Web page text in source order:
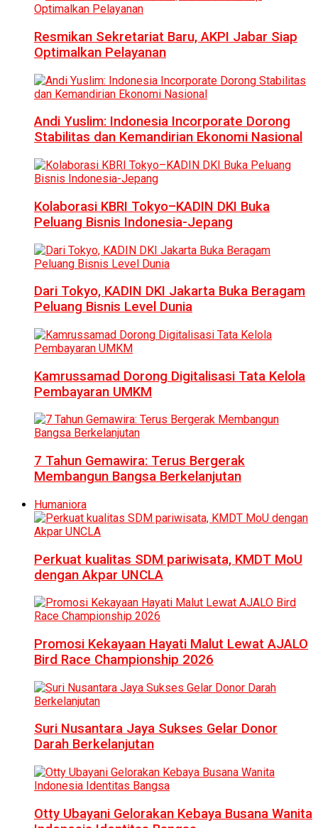
Resmikan Sekretariat Baru, AKPI Jabar Siap
Optimalkan Pelayanan
Andi Yuslim: Indonesia Incorporate Dorong
Stabilitas dan Kemandirian Ekonomi Nasional
Kolaborasi KBRI Tokyo–KADIN DKI Buka
Peluang Bisnis Indonesia-Jepang
Dari Tokyo, KADIN DKI Jakarta Buka Beragam
Peluang Bisnis Level Dunia
Kamrussamad Dorong Digitalisasi Tata Kelola
Pembayaran UMKM
7 Tahun Gemawira: Terus Bergerak
Membangun Bangsa Berkelanjutan
Humaniora
Perkuat kualitas SDM pariwisata, KMDT MoU
dengan Akpar UNCLA
Promosi Kekayaan Hayati Malut Lewat AJALO
Bird Race Championship 2026
Suri Nusantara Jaya Sukses Gelar Donor
Darah Berkelanjutan
Otty Ubayani Gelorakan Kebaya Busana Wanita